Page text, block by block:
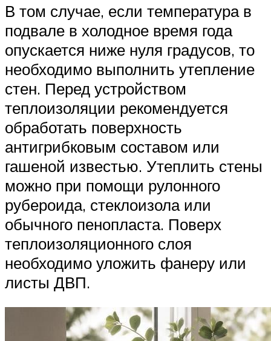
В том случае, если температура в
подвале в холодное время года
опускается ниже нуля градусов, то
необходимо выполнить утепление
стен. Перед устройством
теплоизоляции рекомендуется
обработать поверхность
антигрибковым составом или
гашеной известью. Утеплить стены
можно при помощи рулонного
рубероида, стеклоизола или
обычного пенопласта. Поверх
теплоизоляционного слоя
необходимо уложить фанеру или
листы ДВП.